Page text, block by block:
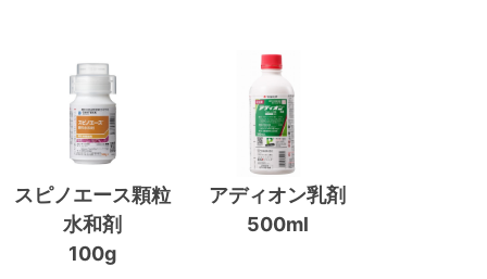
スピノエース顆粒
水和剤
100g
アディオン乳剤
500ml